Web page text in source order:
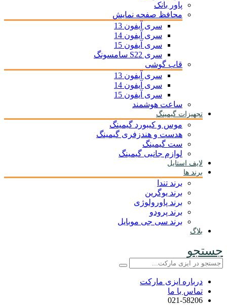
پاور بانک
محافظ صفحه نمایش
سری آیفون 13
سری آیفون 14
سری آیفون 15
سری S22 سامسونگ
قاب گوشی
سری آیفون 13
سری آیفون 14
سری آیفون 15
ساعت هوشمند
تجهیزات گیمینگ
موس و کیبورد گیمینگ
هدست و هندزفری گیمینگ
ست گیمینگ
لوازم جانبی گیمینگ
لایف استایل
برند ها
برند تندا
برند یوگرین
برند پاورولوژی
برند پرودو
برند سی جی موبایل
بلاگ
جستجو
درباره ایزی مارکت
تماس با ما
021-58206